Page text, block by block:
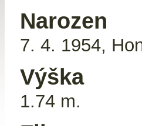
Narozen
7. 4. 1954,
Výška
1.74 m.